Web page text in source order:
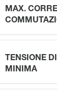
MAX.
TENSIONE
MINIMA